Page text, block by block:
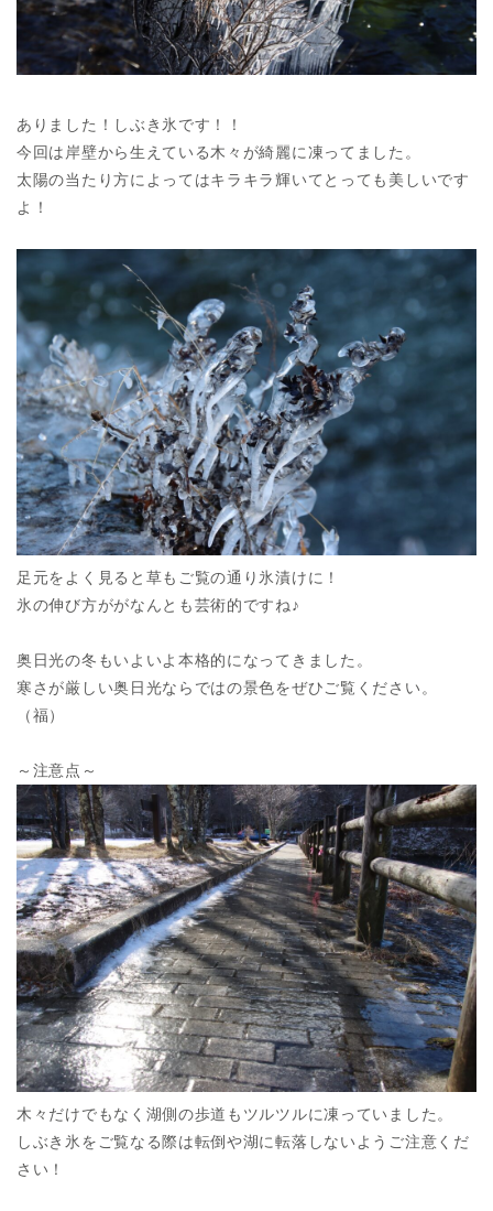
ありました！しぶき氷です！！
今回は岸壁から生えている木々が綺麗に凍ってました。
太陽の当たり方によってはキラキラ輝いてとっても美しいです
よ！
足元をよく見ると草もご覧の通り氷漬けに！
氷の伸び方ががなんとも芸術的ですね♪
奥日光の冬もいよいよ本格的になってきました。
寒さが厳しい奥日光ならではの景色をぜひご覧ください。
（福）
～注意点～
木々だけでもなく湖側の歩道もツルツルに凍っていました。
しぶき氷をご覧なる際は転倒や湖に転落しないようご注意くだ
さい！